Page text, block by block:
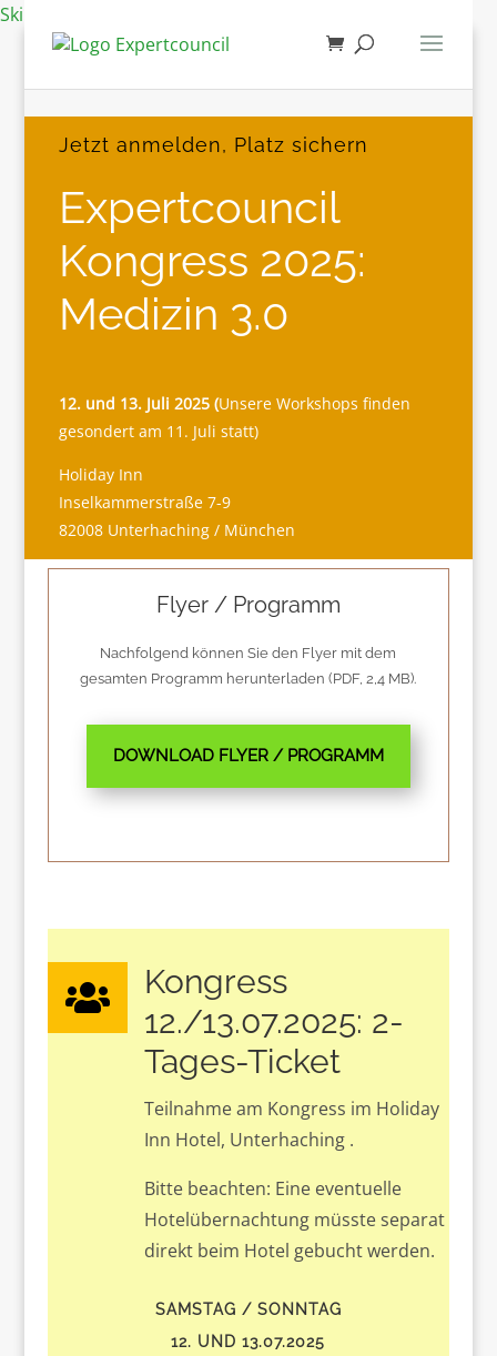
Skip to content
Jetzt anmelden, Platz sichern
Expertcouncil
Kongress 2025:
Medizin 3.0
12. und 13. Juli 2025 (Unsere Workshops finden
gesondert am 11. Juli statt)
Holiday Inn
Inselkammerstraße 7-9
82008 Unterhaching / München
Flyer / Programm
Nachfolgend können Sie den Flyer mit dem
gesamten Programm herunterladen (PDF, 2,4 MB).
DOWNLOAD FLYER / PROGRAMM

Kongress
12./13.07.2025: 2-
Tages-Ticket
Teilnahme am Kongress im Holiday
Inn Hotel, Unterhaching .
Bitte beachten: Eine eventuelle
Hotelübernachtung müsste separat
direkt beim Hotel gebucht werden.
SAMSTAG / SONNTAG
12. UND 13.07.2025